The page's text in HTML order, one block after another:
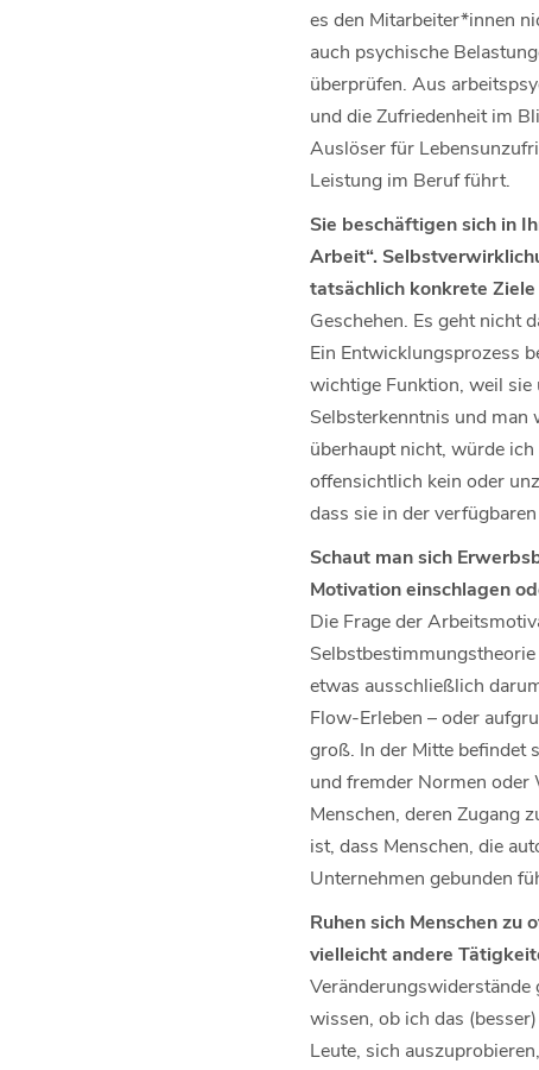
es den Mitarbeiter*innen
auch psychische
überprüfen. Aus
und die Zufriedenheit im
Auslöser für
Leistung im Beruf führt.
Sie beschäftigen sich in
Arbeit“.
tatsächlich konkrete
Geschehen. Es geht nicht
Ein Entwicklungsprozess
wichtige Funktion, weil sie
Selbsterkenntnis und
überhaupt nicht, würde
offensichtlich kein oder
dass sie in der
Schaut man sich
Motivation einschlagen
Die Frage der
etwas ausschließlich
Flow-Erleben – oder
groß. In der Mitte befindet
und fremder Normen oder
Menschen, deren Zugang
ist, dass Menschen, die
Unternehmen gebunden
Ruhen sich Menschen zu
vielleicht andere
wissen, ob ich das
Leute, sich